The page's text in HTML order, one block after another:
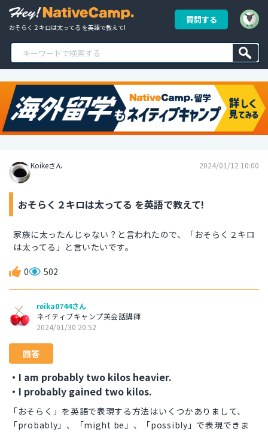
おそらく２キロは太ってる を英語で教えて!
質問する
Koikeさん 2024/01/12 10:00
おそらく２キロは太ってる を英語で教えて!
家族に太ったんじゃない？と言われたので、「おそらく２キロ
は太ってる」と言いたいです。
0 502
reika0744さん
ネイティブキャンプ英会話講師
2024/01/30 20:52
回答
・I am probably two kilos heavier.
・I probably gained two kilos.
「おそらく」を英語で表現する方法はいくつかありまして、
「probably」、「might be」、「possibly」で表現できま